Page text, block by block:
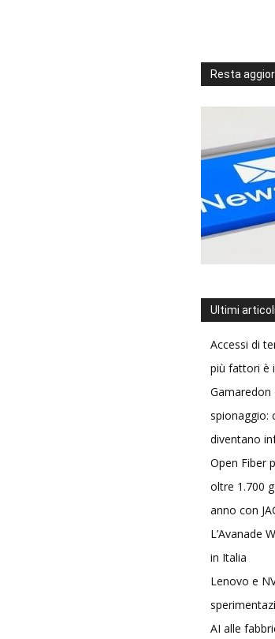
Resta
Ultimi
Accessi di
più fattori è
Gamaredon
spionaggio:
diventano
Open Fiber
oltre 1.700
anno con
L’Avanade
in Italia
Lenovo e
AI alle